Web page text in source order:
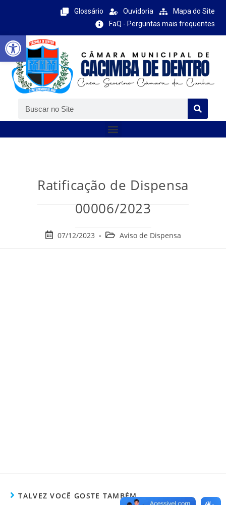
Barra de Ferramentas Aberta
Glossário Ouvidoria
Mapa do Site
FaQ - Perguntas mais frequentes
Ratificação de Dispensa
00006/2023
07/12/2023 Aviso de Dispensa
TALVEZ VOCÊ GOSTE TAMBÉM